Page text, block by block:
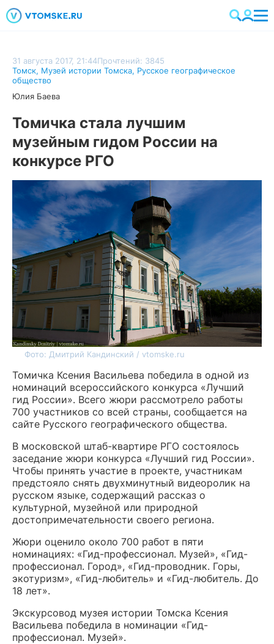
31 августа 2017, 21:44Прочтений: 3845
Томск, Музей истории Томска, Русское географическое
общество
Юлия Баева
Томичка стала лучшим
музейным гидом России на
конкурсе РГО
Фото: Дмитрий Кандинский / vtomske.ru
Томичка Ксения Васильева победила в одной из
номинаций всероссийского конкурса «Лучший
гид России». Всего жюри рассмотрело работы
700 участников со всей страны, сообщается на
сайте Русского географического общества.
В московской штаб-квартире РГО состоялось
заседание жюри конкурса «Лучший гид России».
Чтобы принять участие в проекте, участникам
предстояло снять двухминутный видеоролик на
русском языке, содержащий рассказ о
культурной, музейной или природной
достопримечательности своего региона.
Жюри оценило около 700 работ в пяти
номинациях: «Гид-профессионал. Музей», «Гид-
профессионал. Город», «Гид-проводник. Горы,
экотуризм», «Гид-любитель» и «Гид-любитель. До
18 лет».
Экскурсовод музея истории Томска Ксения
Васильева победила в номинации «Гид-
профессионал. Музей».